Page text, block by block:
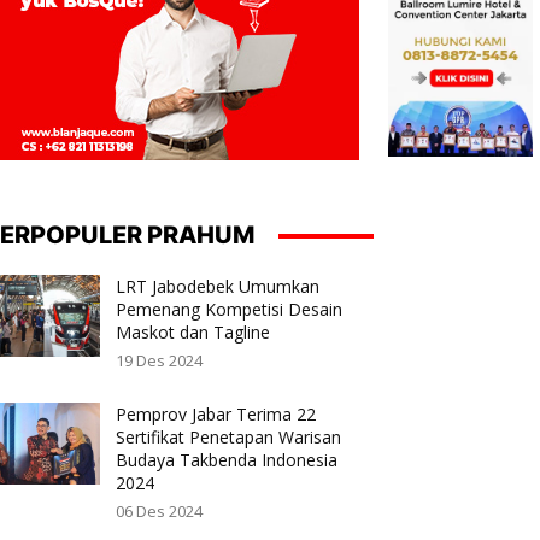
PRAHUM
LRT Jabodebek Umumkan
Pemenang Kompetisi Desain
Maskot dan Tagline
19 Des 2024
Pemprov Jabar Terima 22
Sertifikat Penetapan Warisan
Budaya Takbenda Indonesia
2024
06 Des 2024